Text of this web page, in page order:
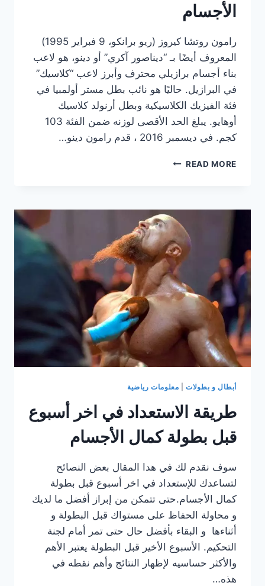
الأجسام
رامون روتشا كيروز (ريو برانكو، 9 فبراير 1995)
المعروف أيضًا بـ “ديناصور آكري” أو دينو، هو لاعب
بناء أجسام برازيلي محترف وأبرز لاعب “كلاسيك”
في البرازيل. حاليًا هو نائب بطل مستر أولمبيا في
فئة الفيزيك الكلاسيكية وبطل أرنولد كلاسيك
أوهايو. يبلغ الحد الأقصى لوزنه ضمن الفئة 103
كجم. في ديسمبر 2016 ، قدم رامون دينو…
READ MOREرامون
نجاح
الديناصور
البرازيلي
في
بناء
الأجسام
أبطال و بطولات| معلومات رياضية
طريقة الاستعداد في اخر أسبوع
قبل بطولة كمال الأجسام
سوف نقدم لك في هدا المقال بعض النصائح
لتساعدك للإستعداد في اخر أسبوع قبل بطولة
كمال الأجسام.حتى تتمكن من إبراز أفضل ما لديك
و محاولة الحفاظ على مستواك قبل البطولة و
أثناءها و البقاء بأفضل حال حتى تمر أمام لجنة
التحكيم. الأسبوع الأخير قبل البطولة يعتبر الأهم
والأكثر حساسيه لإظهار النتائج وأهم نقطه في
هذه…